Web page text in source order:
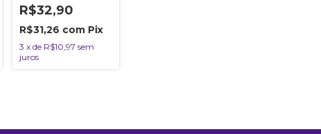
100% Natural Para
Cães 4 Unidades
Natuka
R$32,90
R$31,26 com Pix
3 x de R$10,97 sem
juros